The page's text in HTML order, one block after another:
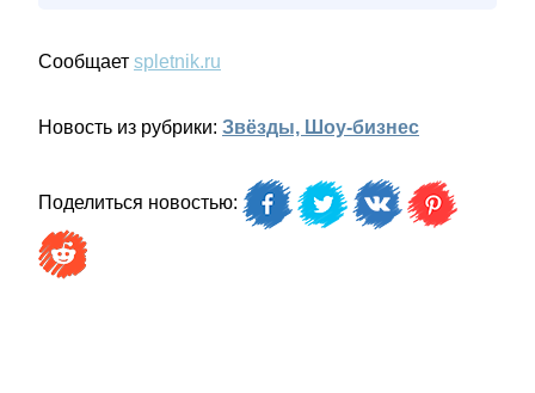
Сообщает spletnik.ru
Новость из рубрики: Звёзды, Шоу-бизнес
Поделиться новостью: